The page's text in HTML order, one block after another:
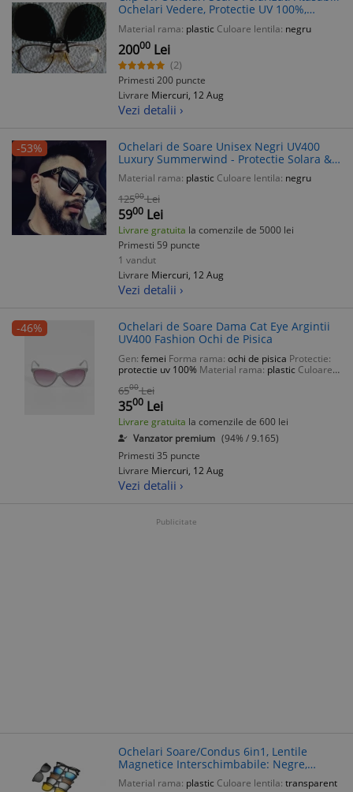
Ochelari Vedere, Protectie UV 100%,
Conducere Auto, Pescuit, Sporturi,
American Police/Pilot
Material rama: plastic Culoare lentila: negru
20000 Lei
(2)
Primesti 200 puncte
Livrare Miercuri, 12 Aug
Vezi detalii ›
-53%
Ochelari de Soare Unisex Negri UV400
Luxury Summerwind - Protectie Solara &
Stil Modern
Material rama: plastic Culoare lentila: negru
12500 Lei
5900 Lei
Livrare gratuita la comenzile de 5000 lei
Primesti 59 puncte
1 vandut
Livrare Miercuri, 12 Aug
Vezi detalii ›
-46%
Ochelari de Soare Dama Cat Eye Argintii
UV400 Fashion Ochi de Pisica
Gen: femei Forma rama: ochi de pisica Protectie:
protectie uv 100% Material rama: plastic Culoare
6500 Lei
3500 Lei
Livrare gratuita la comenzile de 600 lei
Vanzator premium (94% / 9.165)
Primesti 35 puncte
Livrare Miercuri, 12 Aug
Vezi detalii ›
Publicitate
Ochelari Soare/Condus 6in1, Lentile
Magnetice Interschimbabile: Negre,
Albastre, Maro, Argintii, Galbene + Etui
Material rama: plastic Culoare lentila: transparent